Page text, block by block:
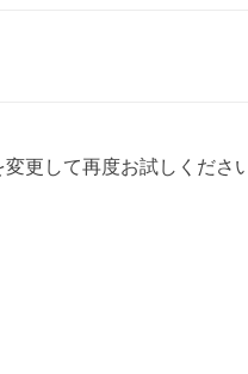
更して再度お試しくださ